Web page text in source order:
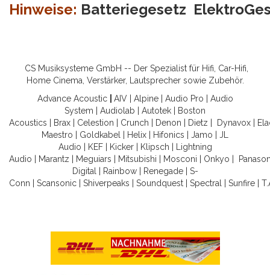
Hinweise: Batteriegesetz
CS Musiksysteme GmbH -- Der Spezialist für Hifi, Car-Hifi,
Home Cinema, Verstärker, Lautsprecher sowie Zubehör.
Advance Acoustic
AIV| Alpine| Audio Pro
Audio
System
Audiolab Autotek
Boston
Acoustics
Brax Celestion Crunch Denon Dietz Dynavox
Maestro
Goldkabel Helix Hifonics Jamo
JL
Audio
KEF| Kicker| Klipsch
Lightning
Audio
Marantz Meguiars Mitsubishi Mosconi Onkyo
Digital
Rainbow| Renegade| S-
Conn
Scansonic Shiverpeaks Soundquest Spectral Sunfire